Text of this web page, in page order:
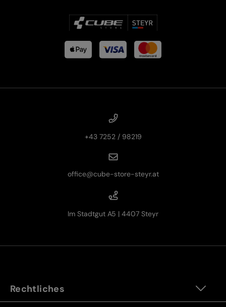
+43 7252 / 98219
office@cube-store-steyr.at
Im Stadtgut A5 | 4407 Steyr
Rechtliches